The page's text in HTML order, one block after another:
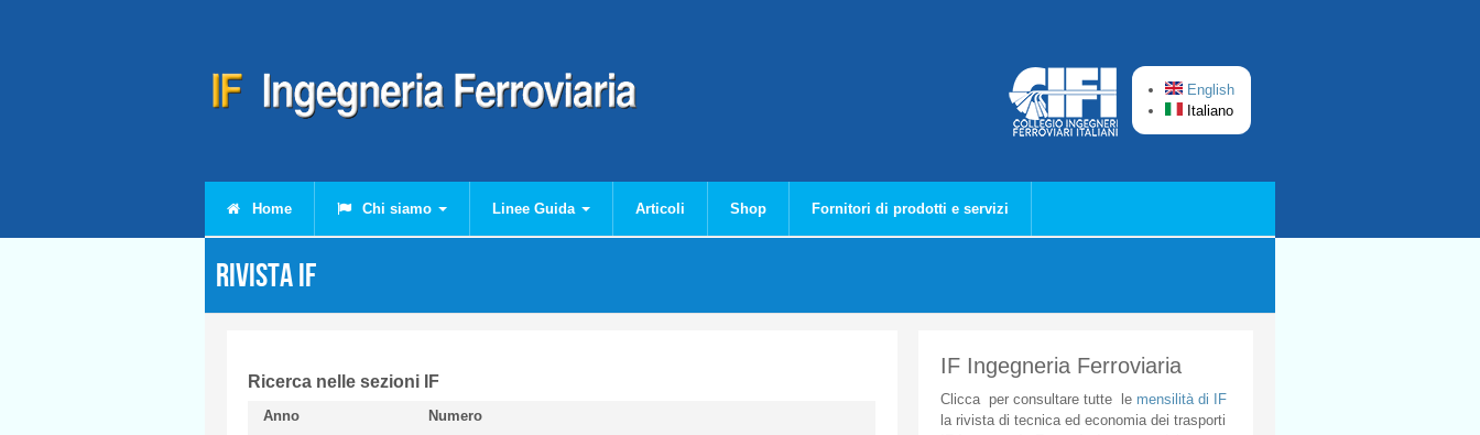
English
Italiano
Home Chi siamo Linee Guida Articoli Shop Fornitori di prodotti e servizi
Rivista IF
Ricerca nelle sezioni IF
Anno Numero
IF Ingegneria Ferroviaria
Cliccaper consultare tuttele mensilità di IF
la rivista di tecnica ed economia dei trasporti